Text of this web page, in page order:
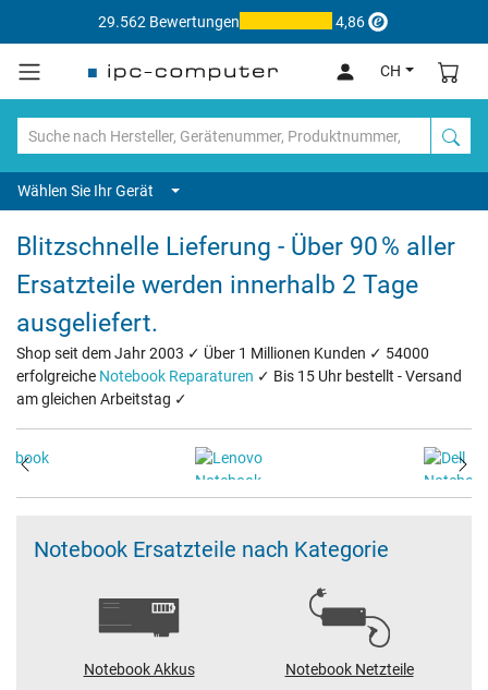
29.562 Bewertungen 4,86
CH
Wählen Sie Ihr Gerät
Blitzschnelle Lieferung - Über 90 % aller
Ersatzteile werden innerhalb 2 Tage
ausgeliefert.
Shop seit dem Jahr 2003 ✓ Über 1 Millionen Kunden ✓ 54000
erfolgreiche Notebook Reparaturen ✓ Bis 15 Uhr bestellt - Versand
am gleichen Arbeitstag ✓
Notebook Ersatzteile nach Kategorie
Notebook Akkus Notebook Netzteile